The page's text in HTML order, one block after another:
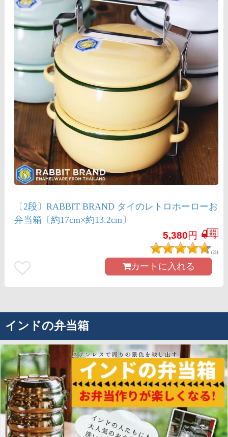
〔2段〕RABBIT BRAND タイのレトロホーローお
弁当箱〔約17cm×約13.2cm〕
5,380円
(21)
カートに入れる
インドの弁当箱